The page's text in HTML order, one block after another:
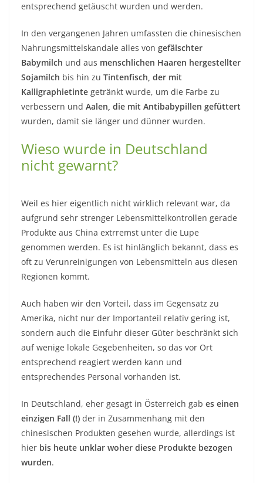
entsprechend getäuscht wurden und werden.
In den vergangenen Jahren umfassten die chinesischen
Nahrungsmittelskandale alles von gefälschter
Babymilch und aus menschlichen Haaren hergestellter
Sojamilch bis hin zu Tintenfisch, der mit
Kalligraphietinte getränkt wurde, um die Farbe zu
verbessern und Aalen, die mit Antibabypillen gefüttert
wurden, damit sie länger und dünner wurden.
Wieso wurde in Deutschland
nicht gewarnt?
Weil es hier eigentlich nicht wirklich relevant war, da
aufgrund sehr strenger Lebensmittelkontrollen gerade
Produkte aus China extrremst unter die Lupe
genommen werden. Es ist hinlänglich bekannt, dass es
oft zu Verunreinigungen von Lebensmitteln aus diesen
Regionen kommt.
Auch haben wir den Vorteil, dass im Gegensatz zu
Amerika, nicht nur der Importanteil relativ gering ist,
sondern auch die Einfuhr dieser Güter beschränkt sich
auf wenige lokale Gegebenheiten, so das vor Ort
entsprechend reagiert werden kann und
entsprechendes Personal vorhanden ist.
In Deutschland, eher gesagt in Österreich gab es einen
einzigen Fall (!) der in Zusammenhang mit den
chinesischen Produkten gesehen wurde, allerdings ist
hier bis heute unklar woher diese Produkte bezogen
wurden.